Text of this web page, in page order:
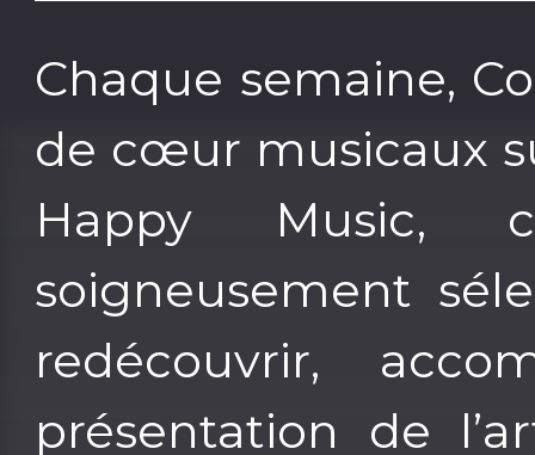
Chaque semaine,
de cœur musicaux
Happy Music,
soigneusement
redécouvrir,
présentation de